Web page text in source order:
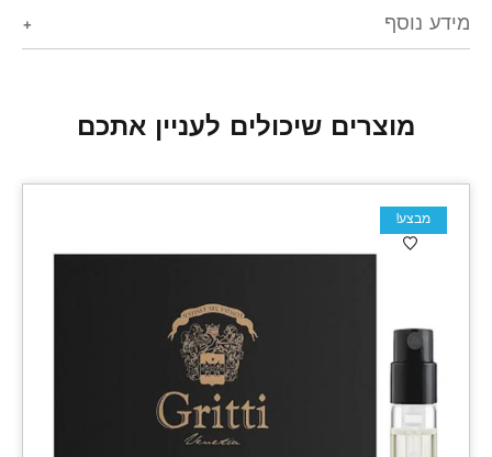
מידע נוסף
מוצרים שיכולים לעניין אתכם
מבצע!